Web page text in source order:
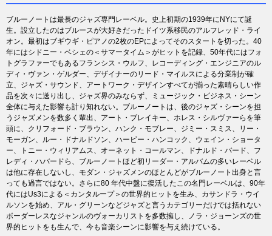
ブルーノートは最長のジャズ専門レーベル。史上初期の1939年にNYにて誕
生。設立したのはブルースが大好きだったドイツ系移民のアルフレッド・ライ
オン。最初はブギウギ・ピアノの2枚のEPによってそのスタートを切った。40
年にはシドニー・ベシェの＜サマータイム＞がヒットを記録、50年代にはフォ
トグラファーでもあるフランシス・ウルフ、レコーディング・エンジニアのル
ディ・ヴァン・ゲルダー、デザイナーのリード・マイルスによる分業制が確
立、ジャズ・サウンド、アートワーク・デザインすべてが揃った素晴らしい作
品を次々に送り出し、ジャズ界のみならず、ミュージック・ビジネス・シーン
全体に与えた影響も計り知れない。ブルーノートは、後のジャズ・シーンを担
うジャズメンを数多く輩出、アート・ブレイキー、ホレス・シルヴァーらを筆
頭に、クリフォード・ブラウン、ハンク・モブレー、ジミー・スミス、リー・
モーガン、ルー・ドナルドソン、ハービー・ハンコック、ウェイン・ショータ
ー、トニー・ウィリアムス、オーネット・コールマン、ドナルド・バード、フ
レディ・ハバードら、ブルーノートほど初リーダー・アルバムの多いレーベル
は他に存在しないし、モダン・ジャズメンのほとんどがブルーノート出身と言
っても過言ではない。さらに80 年代中盤に復活したこの名門レーベルは、90年
代にはUs3による＜カンタループ＞の世界的ヒットを生み、カサンドラ・ウイ
ルソンを始め、アル・グリーンなどジャズと言うカテゴリーだけでは括れない
ボーダーレスなジャンルのヴォーカリストを多数擁し、ノラ・ジョーンズの世
界的ヒットをも生んで、今も音楽シーンに影響を与え続けている。